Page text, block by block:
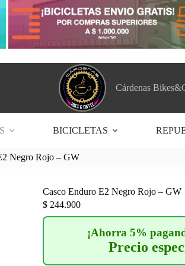
Cárdenas
BICICLETAS
Negro Rojo – GW
Casco Enduro E2 Negro Rojo – GW
$ 244.900
¡Ahorra 5%
Precio